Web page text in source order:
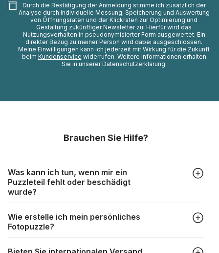
Durch die Bestätigung der Anmeldung stimme ich zusätzlich der
Analyse durch individuelle Messung, Speicherung und Auswertung
von Öffnungsraten und der Klickraten zur Optimierung und
Gestaltung zukünftiger Newsletter zu. Hierfür wird das
Nutzungsverhalten in pseudonymisierter Form ausgewertet. Ein
direkter Bezug zu meiner Person wird dabei ausgeschlossen.
Meine Einwilligungen kann ich jederzeit mit Wirkung für die Zukunft
beim Kundenservice widerrufen. Weitere Informationen erhalten
Sie in unserer Datenschutzerklärung.
Brauchen Sie Hilfe?
Was kann ich tun, wenn mir ein
Puzzleteil fehlt oder beschädigt
wurde?
aber trotzdem kann es vorkommen, dass Teile beschädigt
werden oder verloren gehen. Mit solchen Fällen gehen
https://www.puzzle.de/puzzleteile-fehlen.html
Wie erstelle ich mein persönliches
Fotopuzzle?